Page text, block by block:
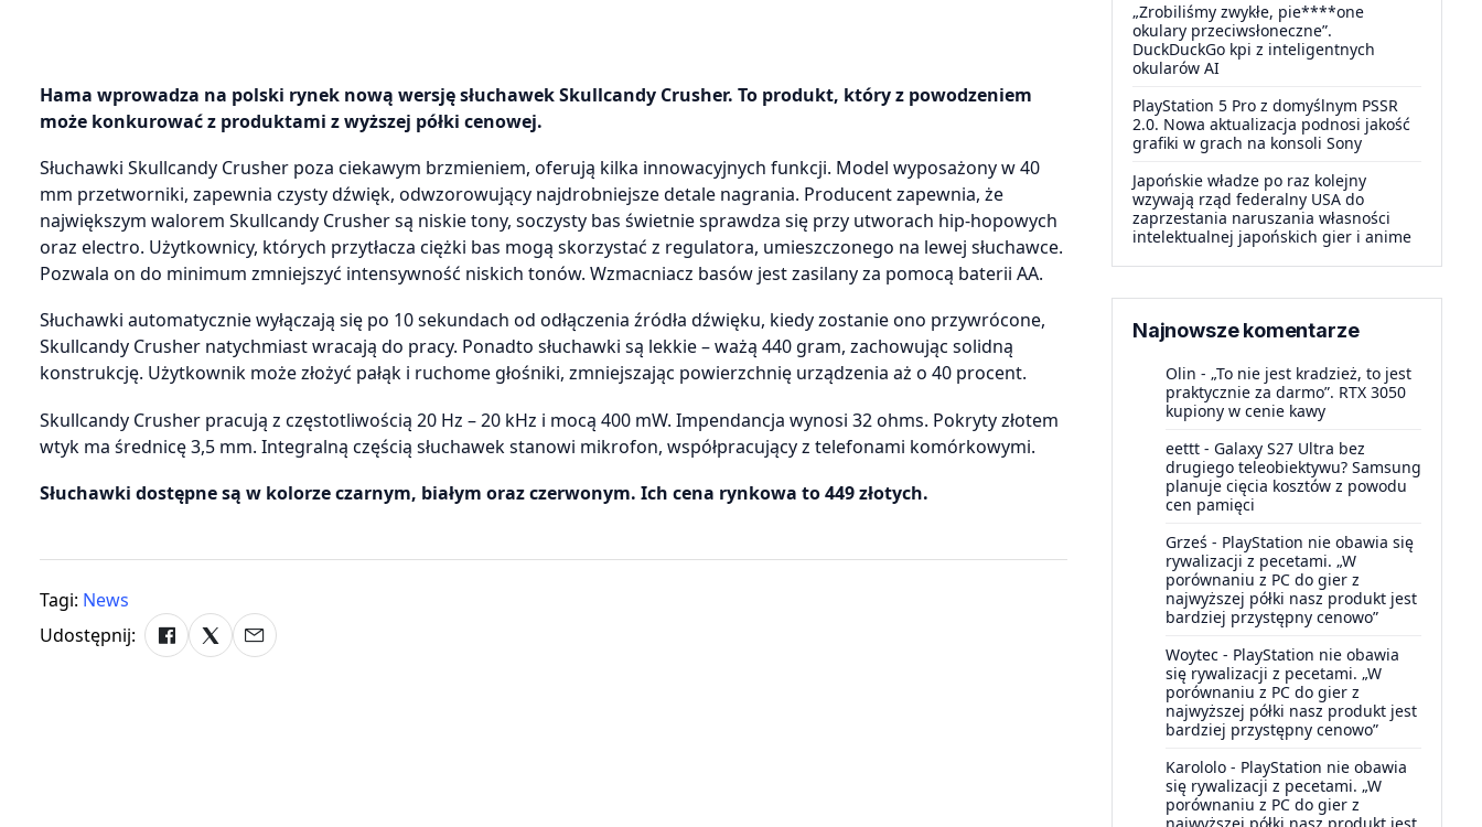
Hama wprowadza na polski rynek nową wersję słuchawek Skullcandy Crusher. To produkt, który z powodzeniem
może konkurować z produktami z wyższej półki cenowej.
Słuchawki Skullcandy Crusher poza ciekawym brzmieniem, oferują kilka innowacyjnych funkcji. Model wyposażony w 40
mm przetworniki, zapewnia czysty dźwięk, odwzorowujący najdrobniejsze detale nagrania. Producent zapewnia, że
największym walorem Skullcandy Crusher są niskie tony, soczysty bas świetnie sprawdza się przy utworach hip-hopowych
oraz electro. Użytkownicy, których przytłacza ciężki bas mogą skorzystać z regulatora, umieszczonego na lewej słuchawce.
Pozwala on do minimum zmniejszyć intensywność niskich tonów. Wzmacniacz basów jest zasilany za pomocą baterii AA.
Słuchawki automatycznie wyłączają się po 10 sekundach od odłączenia źródła dźwięku, kiedy zostanie ono przywrócone,
Skullcandy Crusher natychmiast wracają do pracy. Ponadto słuchawki są lekkie – ważą 440 gram, zachowując solidną
konstrukcję. Użytkownik może złożyć pałąk i ruchome głośniki, zmniejszając powierzchnię urządzenia aż o 40 procent.
Skullcandy Crusher pracują z częstotliwością 20 Hz – 20 kHz i mocą 400 mW. Impendancja wynosi 32 ohms. Pokryty złotem
wtyk ma średnicę 3,5 mm. Integralną częścią słuchawek stanowi mikrofon, współpracujący z telefonami komórkowymi.
Słuchawki dostępne są w kolorze czarnym, białym oraz czerwonym. Ich cena rynkowa to 449 złotych.
Tagi: News
Udostępnij:
„Zrobiliśmy zwykłe, pie****one
okulary przeciwsłoneczne”.
DuckDuckGo kpi z inteligentnych
okularów AI
PlayStation 5 Pro z domyślnym PSSR
2.0. Nowa aktualizacja podnosi jakość
grafiki w grach na konsoli Sony
Japońskie władze po raz kolejny
wzywają rząd federalny USA do
zaprzestania naruszania własności
intelektualnej japońskich gier i anime
Najnowsze komentarze
Olin - „To nie jest kradzież, to jest
praktycznie za darmo”. RTX 3050
kupiony w cenie kawy
eettt - Galaxy S27 Ultra bez
drugiego teleobiektywu? Samsung
planuje cięcia kosztów z powodu
cen pamięci
Grześ - PlayStation nie obawia się
rywalizacji z pecetami. „W
porównaniu z PC do gier z
najwyższej półki nasz produkt jest
bardziej przystępny cenowo”
Woytec - PlayStation nie obawia
się rywalizacji z pecetami. „W
porównaniu z PC do gier z
najwyższej półki nasz produkt jest
bardziej przystępny cenowo”
Karololo - PlayStation nie obawia
się rywalizacji z pecetami. „W
porównaniu z PC do gier z